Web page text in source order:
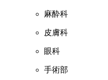
麻酔科
皮膚科
眼科
手術部